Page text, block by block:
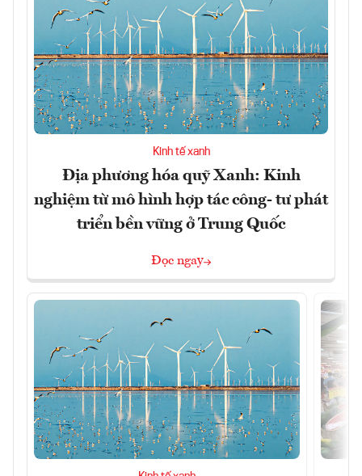
Kinh tế xanh
Địa phương hóa quỹ Xanh: Kinh
nghiệm từ mô hình hợp tác công- tư phát
triển bền vững ở Trung Quốc
Đọc ngay